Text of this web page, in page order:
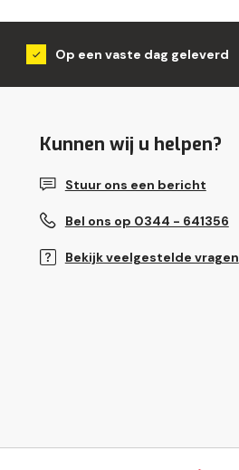
Op een vaste dag geleverd
Kunnen wij u helpen?
Stuur ons een bericht
Bel ons op 0344 - 641356
Bekijk veelgestelde vragen